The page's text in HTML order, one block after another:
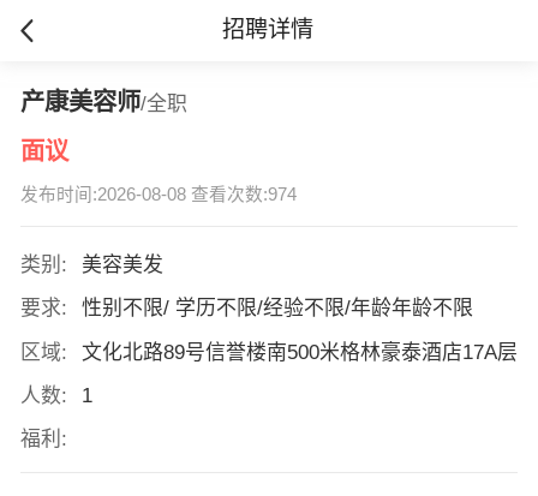
招聘详情
产康美容师/全职
面议
发布时间:2026-08-08 查看次数:974
类别:
美容美发
要求:
性别不限/ 学历不限/经验不限/年龄年龄不限
区域:
文化北路89号信誉楼南500米格林豪泰酒店17A层
人数:
1
福利: